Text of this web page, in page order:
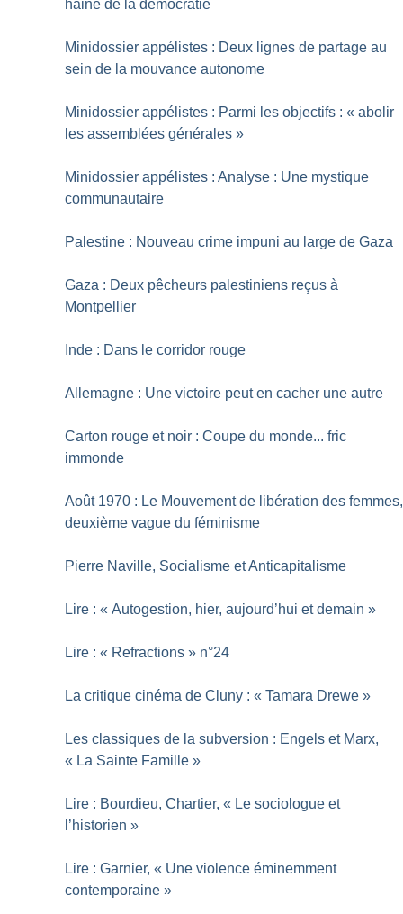
haine de la démocratie
Minidossier appélistes : Deux lignes de partage au
sein de la mouvance autonome
Minidossier appélistes : Parmi les objectifs : « abolir
les assemblées générales »
Minidossier appélistes : Analyse : Une mystique
communautaire
Palestine : Nouveau crime impuni au large de Gaza
Gaza : Deux pêcheurs palestiniens reçus à
Montpellier
Inde : Dans le corridor rouge
Allemagne : Une victoire peut en cacher une autre
Carton rouge et noir : Coupe du monde... fric
immonde
Août 1970 : Le Mouvement de libération des femmes,
deuxième vague du féminisme
Pierre Naville, Socialisme et Anticapitalisme
Lire : « Autogestion, hier, aujourd’hui et demain »
Lire : « Refractions » n°24
La critique cinéma de Cluny : « Tamara Drewe »
Les classiques de la subversion : Engels et Marx,
« La Sainte Famille »
Lire : Bourdieu, Chartier, « Le sociologue et
l’historien »
Lire : Garnier, « Une violence éminemment
contemporaine »